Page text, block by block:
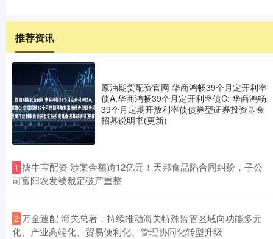
推荐资讯
原油期货配资官网 华商鸿畅39个月定开利率
债A,华商鸿畅39个月定开利率债C: 华商鸿畅
39个月定期开放利率债债券型证券投资基金
招募说明书(更新)
1 ​擒牛宝配资 涉案金额逾12亿元！天邦食品陷合同纠纷，子公
司富阳农发被裁定破产重整
2 ​万全速配 海关总署：持续推动海关特殊监管区域向功能多元
化、产业高端化、贸易便利化、管理协同化转型升级